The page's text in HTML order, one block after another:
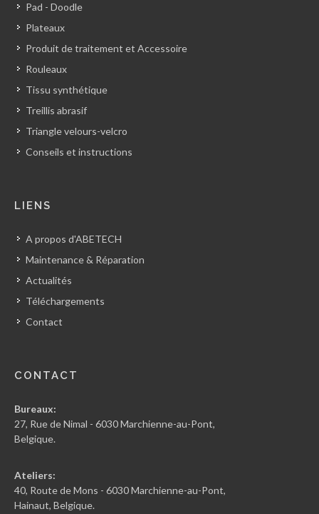
Pad - Doodle
Plateaux
Produit de traitement et Accessoire
Rouleaux
Tissu synthétique
Treillis abrasif
Triangle velours-velcro
Conseils et instructions
LIENS
A propos d'ABETECH
Maintenance & Réparation
Actualités
Téléchargements
Contact
CONTACT
Bureaux:
27, Rue de Nimal - 6030 Marchienne-au-Pont,
Belgique.
Ateliers:
40, Route de Mons - 6030 Marchienne-au-Pont,
Hainaut, Belgique.